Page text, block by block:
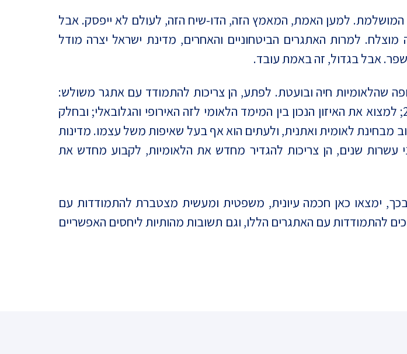
למען האמת, המאמץ הזה, הדו-שיח הזה, לעולם לא ייפסק. אבל
למרות האתגרים הביטחוניים והאחרים, מדינת ישראל יצרה מודל
אבל בגדול, זה באמת עובד.
שהלאומיות חיה ובועטת. לפתע, הן צריכות להתמודד עם אתגר משולש:
להגדיר לעצמן, מדינה מדינה ואופיה, מהי זהותה הלאומית במאה ה-21; למצוא את האיזון הנכון בין המימד הלאומי לזה האירופי והגלובאלי; ובחלק
מבחינת לאומית ואתנית, ולעתים הוא אף בעל שאיפות משל עצמו. מדינות
עשרות שנים, הן צריכות להגדיר מחדש את הלאומיות, לקבוע מחדש את
בכך, ימצאו כאן חכמה עיונית, משפטית ומעשית מצטברת להתמודדות עם
להתמודדות עם האתגרים הללו, וגם תשובות מהותיות ליחסים האפשריים